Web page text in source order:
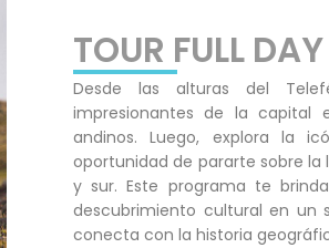
TOUR FULL DAY
Desde las alturas del
impresionantes de la capital
andinos. Luego, explora la
oportunidad de pararte sobre
y sur. Este programa te
descubrimiento cultural en un
conecta con la historia